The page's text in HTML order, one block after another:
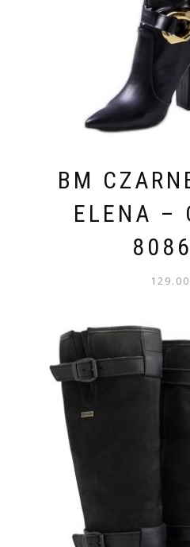
BM
ELENA –
129.00